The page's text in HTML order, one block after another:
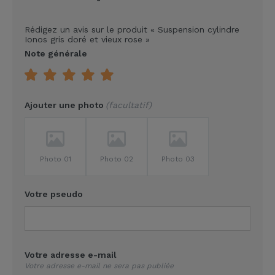
Rédigez un avis sur le produit « Suspension cylindre
Ionos gris doré et vieux rose »
Note générale
Ajouter une photo facultatif
Photo 01 Photo 02 Photo 03
Votre pseudo
Votre adresse e-mail
Votre adresse e-mail ne sera pas publiée